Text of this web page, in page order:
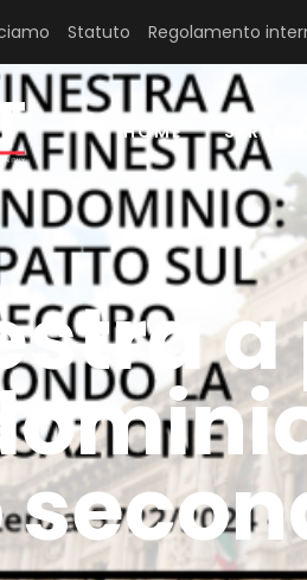
Statuto Regolamento
HOME